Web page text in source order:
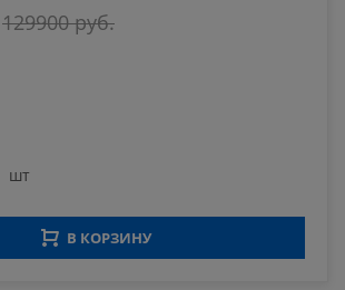
129900 руб.
шт
В КОРЗИНУ